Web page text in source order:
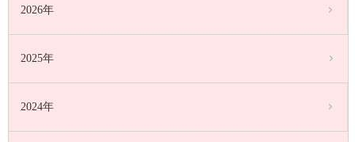
2026年
2025年
2024年